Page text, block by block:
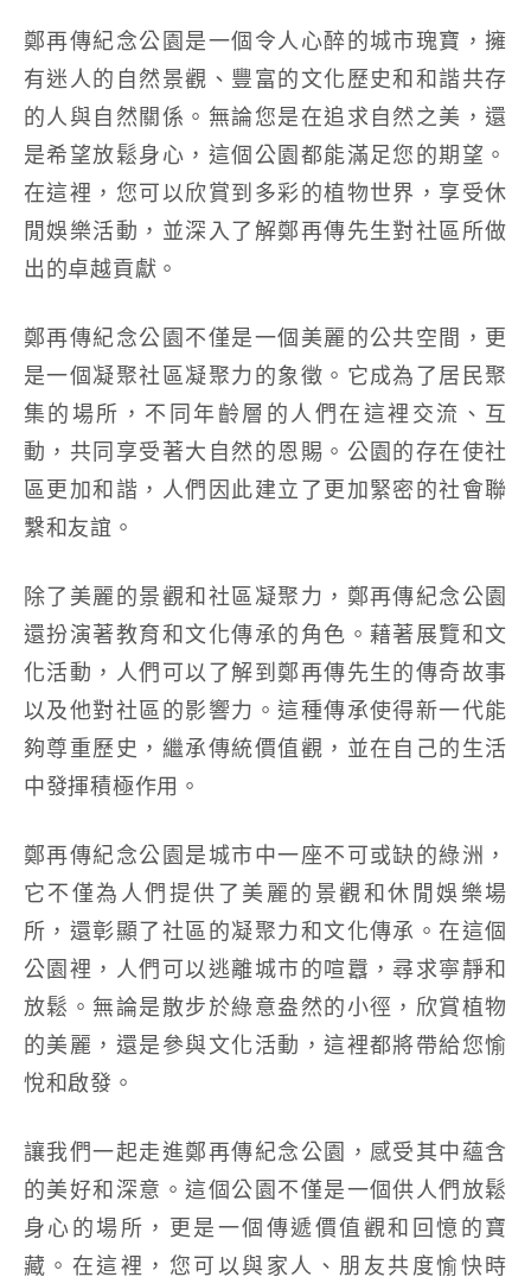
鄭再傳紀念公園是一個令人心醉的城市瑰寶，擁
有迷人的自然景觀、豐富的文化歷史和和諧共存
的人與自然關係。無論您是在追求自然之美，還
是希望放鬆身心，這個公園都能滿足您的期望。
在這裡，您可以欣賞到多彩的植物世界，享受休
閒娛樂活動，並深入了解鄭再傳先生對社區所做
出的卓越貢獻。
鄭再傳紀念公園不僅是一個美麗的公共空間，更
是一個凝聚社區凝聚力的象徵。它成為了居民聚
集的場所，不同年齡層的人們在這裡交流、互
動，共同享受著大自然的恩賜。公園的存在使社
區更加和諧，人們因此建立了更加緊密的社會聯
繫和友誼。
除了美麗的景觀和社區凝聚力，鄭再傳紀念公園
還扮演著教育和文化傳承的角色。藉著展覽和文
化活動，人們可以了解到鄭再傳先生的傳奇故事
以及他對社區的影響力。這種傳承使得新一代能
夠尊重歷史，繼承傳統價值觀，並在自己的生活
中發揮積極作用。
鄭再傳紀念公園是城市中一座不可或缺的綠洲，
它不僅為人們提供了美麗的景觀和休閒娛樂場
所，還彰顯了社區的凝聚力和文化傳承。在這個
公園裡，人們可以逃離城市的喧囂，尋求寧靜和
放鬆。無論是散步於綠意盎然的小徑，欣賞植物
的美麗，還是參與文化活動，這裡都將帶給您愉
悅和啟發。
讓我們一起走進鄭再傳紀念公園，感受其中蘊含
的美好和深意。這個公園不僅是一個供人們放鬆
身心的場所，更是一個傳遞價值觀和回憶的寶
藏。在這裡，您可以與家人、朋友共度愉快時